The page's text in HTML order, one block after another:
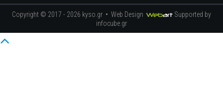
Copyright © 2017 - 2026 kyso.gr • Web Design
Supported by
infocube.gr